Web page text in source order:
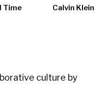
Time Calvin Klein
culture by